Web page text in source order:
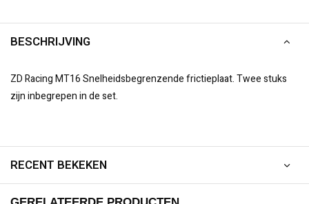
BESCHRIJVING
ZD Racing MT16 Snelheidsbegrenzende frictieplaat. Twee stuks
zijn inbegrepen in de set.
RECENT BEKEKEN